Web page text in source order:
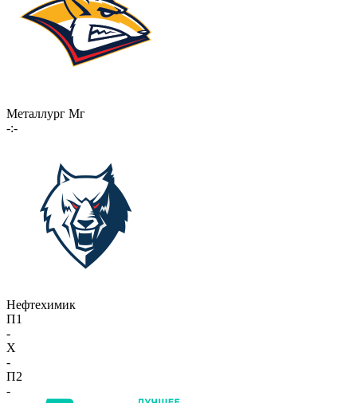
Металлург Мг
-:-
Нефтехимик
П1
-
X
-
П2
-